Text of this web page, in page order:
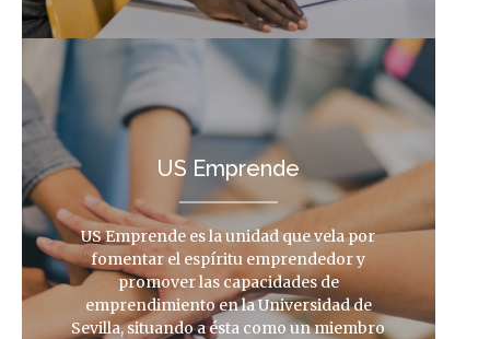
US Emprende
US Emprende es la unidad que vela por
fomentar el espíritu emprendedor y
promover las capacidades de
emprendimiento en la Universidad de
Sevilla, situando a ésta como un miembro